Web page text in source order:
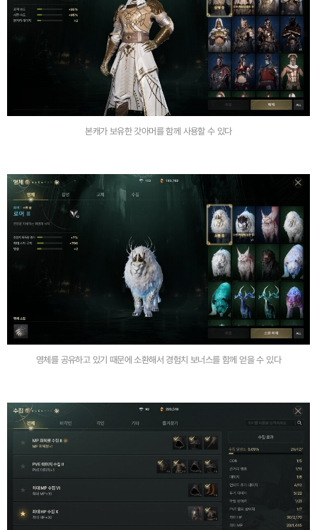
본캐가 보유한 갓아머를 함께 사용할 수 있다
영체를 공유하고 있기 때문에 소환해서 경험치 보너스를 함께 얻을 수 있다